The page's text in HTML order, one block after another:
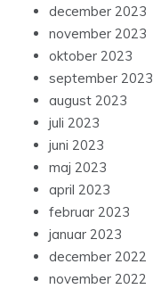
december 2023
november 2023
oktober 2023
september 2023
august 2023
juli 2023
juni 2023
maj 2023
april 2023
februar 2023
januar 2023
december 2022
november 2022